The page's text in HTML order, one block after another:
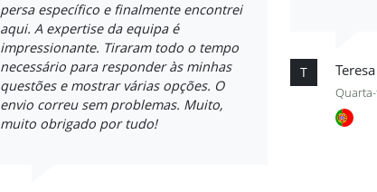
persa específico e finalmente encontrei
aqui. A expertise da equipa é
impressionante. Tiraram todo o tempo
necessário para responder às minhas
questões e mostrar várias opções. O
envio correu sem problemas. Muito,
muito obrigado por tudo!
T